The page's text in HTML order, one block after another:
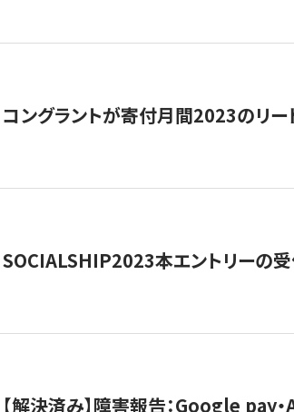
コングラントが寄付月間2023のリー
SOCIALSHIP2023本エントリーの受
【解決済み】障害報告：Google